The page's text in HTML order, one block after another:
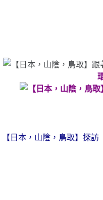
【日本，山陰，鳥取】探